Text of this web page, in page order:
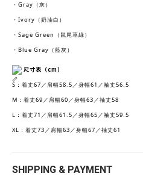
・Gray（灰）
・Ivory（奶油白）
・Sage Green（鼠尾草綠）
・Blue Gray（藍灰）
尺寸表（cm）
S：着丈67／肩幅58.5／身幅61／袖丈56.5
M：着丈69／肩幅60／身幅63／袖丈58
L：着丈71／肩幅61.5／身幅65／袖丈59.5
XL：着丈73／肩幅63／身幅67／袖丈61
SHIPPING & PAYMENT